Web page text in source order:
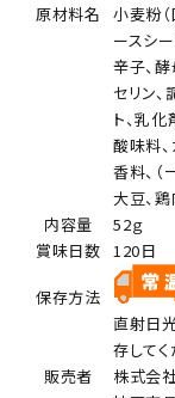
原材料名
小麦粉（
ースシ
辛子、
セリン、
ト、乳化
酸味料
香料、（
大豆、鶏
内容量
52ｇ
賞味日数
120日
保存方法
直射日
存してく
販売者
株式会